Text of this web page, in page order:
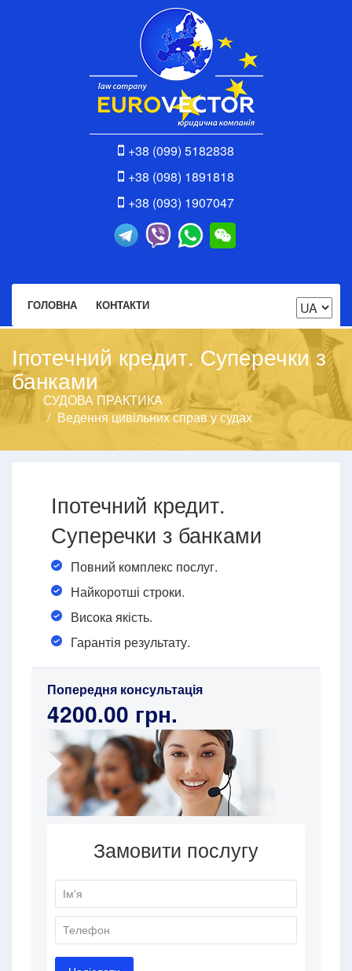
+38 (099) 5182838
+38 (098) 1891818
+38 (093) 1907047
ГОЛОВНА КОНТАКТИ
Іпотечний кредит. Суперечки з
банками
СУДОВА ПРАКТИКА
Ведення цивільних справ у судах
Іпотечний кредит.
Суперечки з банками
Повний комплекс послуг.
Найкоротші строки.
Висока якість.
Гарантія результату.
Попередня консультація
4200.00 грн.